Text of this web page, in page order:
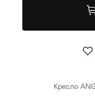
Кресло